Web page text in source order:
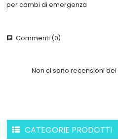
per cambi di emergenza
chat Commenti (0)
Non ci sono recensioni
CATEGORIE PRODOTTI